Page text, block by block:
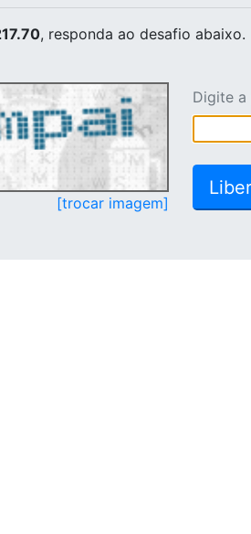
, responda ao desafio abaixo.
[trocar imagem]
Digite a